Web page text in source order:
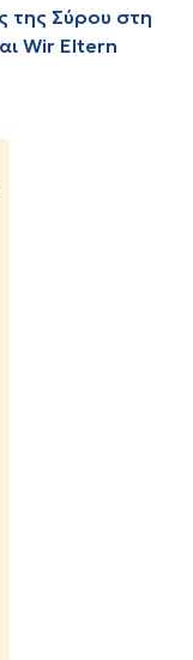
της Σύρου στη
Wir Eltern